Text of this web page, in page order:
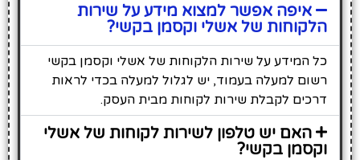
איפה אפשר למצוא מידע על שירות
של אשלי וקסמן בקשי?
המידע על שירות הלקוחות של אשלי וקסמן בקשי
למעלה בעמוד, יש לגלול למעלה בכדי לראות
לקבלת שירות לקוחות מבית העסק.
האם יש טלפון לשירות לקוחות של אשלי
בקשי?